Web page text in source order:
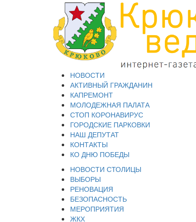
НОВОСТИ
АКТИВНЫЙ ГРАЖДАНИН
КАПРЕМОНТ
МОЛОДЕЖНАЯ ПАЛАТА
СТОП КОРОНАВИРУС
ГОРОДСКИЕ ПАРКОВКИ
НАШ ДЕПУТАТ
КОНТАКТЫ
КО ДНЮ ПОБЕДЫ
НОВОСТИ СТОЛИЦЫ
ВЫБОРЫ
РЕНОВАЦИЯ
БЕЗОПАСНОСТЬ
МЕРОПРИЯТИЯ
ЖКХ